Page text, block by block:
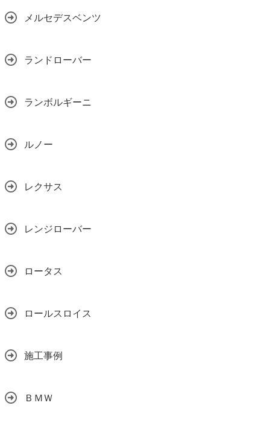
メルセデスベンツ
ランドローバー
ランボルギーニ
ルノー
レクサス
レンジローバー
ロータス
ロールスロイス
施工事例
ＢＭＷ